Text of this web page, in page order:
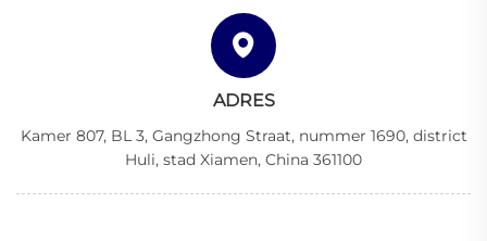
ADRES
Kamer 807, BL 3, Gangzhong Straat, nummer 1690, district
Huli, stad Xiamen, China 361100